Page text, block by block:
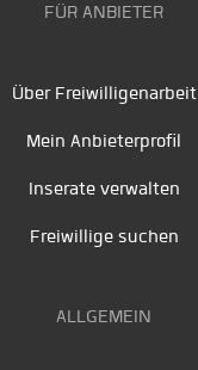
FÜR ANBIETER
Über Freiwilligenarbeit
Mein Anbieterprofil
Inserate verwalten
Freiwillige suchen
ALLGEMEIN